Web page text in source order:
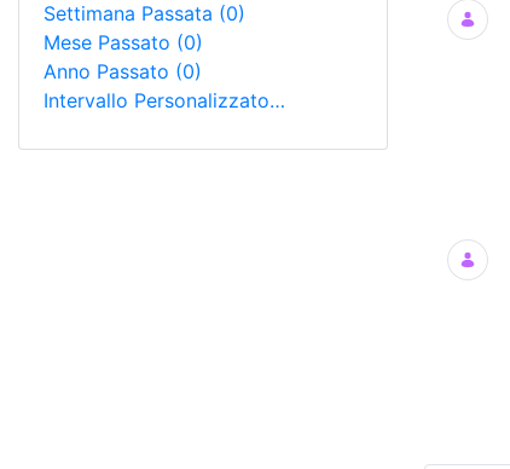
Settimana Passata (0)
Mese Passato (0)
Anno Passato (0)
Intervallo Personalizzato…